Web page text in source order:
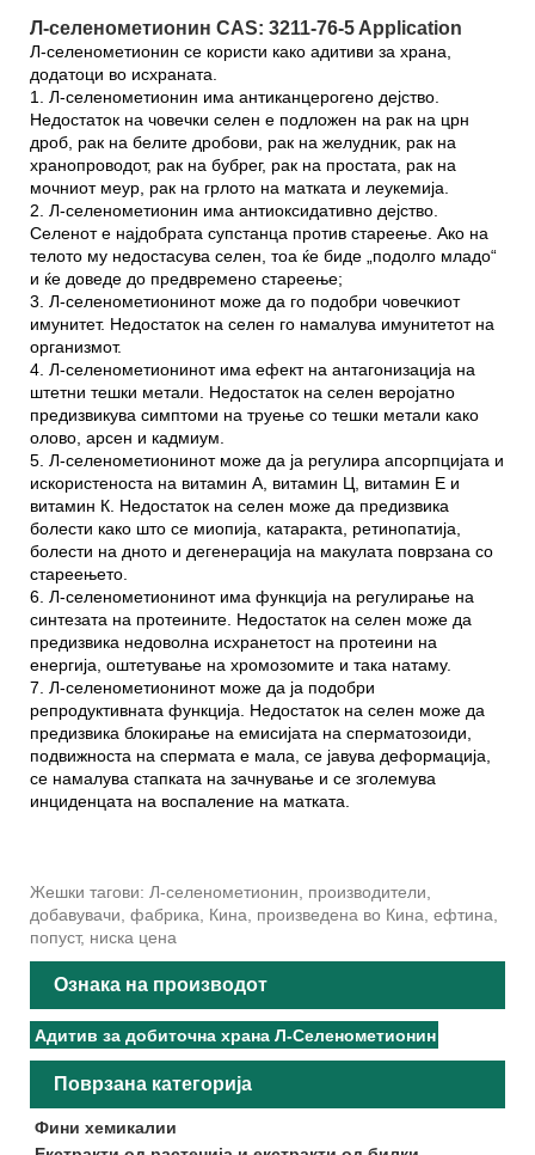
Л-селенометионин CAS: 3211-76-5 Application
Л-селенометионин се користи како адитиви за храна,
додатоци во исхраната.
1. Л-селенометионин има антиканцерогено дејство.
Недостаток на човечки селен е подложен на рак на црн
дроб, рак на белите дробови, рак на желудник, рак на
хранопроводот, рак на бубрег, рак на простата, рак на
мочниот меур, рак на грлото на матката и леукемија.
2. Л-селенометионин има антиоксидативно дејство.
Селенот е најдобрата супстанца против стареење. Ако на
телото му недостасува селен, тоа ќе биде „подолго младо“
и ќе доведе до предвремено стареење;
3. Л-селенометионинот може да го подобри човечкиот
имунитет. Недостаток на селен го намалува имунитетот на
организмот.
4. Л-селенометионинот има ефект на антагонизација на
штетни тешки метали. Недостаток на селен веројатно
предизвикува симптоми на труење со тешки метали како
олово, арсен и кадмиум.
5. Л-селенометионинот може да ја регулира апсорпцијата и
искористеноста на витамин А, витамин Ц, витамин Е и
витамин К. Недостаток на селен може да предизвика
болести како што се миопија, катаракта, ретинопатија,
болести на дното и дегенерација на макулата поврзана со
стареењето.
6. Л-селенометионинот има функција на регулирање на
синтезата на протеините. Недостаток на селен може да
предизвика недоволна исхранетост на протеини на
енергија, оштетување на хромозомите и така натаму.
7. Л-селенометионинот може да ја подобри
репродуктивната функција. Недостаток на селен може да
предизвика блокирање на емисијата на сперматозоиди,
подвижноста на спермата е мала, се јавува деформација,
се намалува стапката на зачнување и се зголемува
инциденцата на воспаление на матката.
Жешки тагови: Л-селенометионин, производители,
добавувачи, фабрика, Кина, произведена во Кина, ефтина,
попуст, ниска цена
Ознака на производот
Адитив за добиточна храна Л-Селенометионин
Поврзана категорија
Фини хемикалии